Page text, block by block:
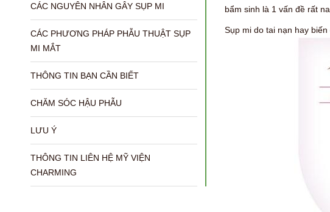
CÁC NGUYÊN NHÂN GÂY SỤP MI
CÁC PHƯƠNG PHÁP PHẪU THUẬT SỤP
MI MẮT
THÔNG TIN BẠN CẦN BIẾT
CHĂM SÓC HẬU PHẪU
LƯU Ý
THÔNG TIN LIÊN HỆ MỸ VIỆN
CHARMING
bẩm sinh là 1 vấn đề rất
Sụp mi do tai nạn hay